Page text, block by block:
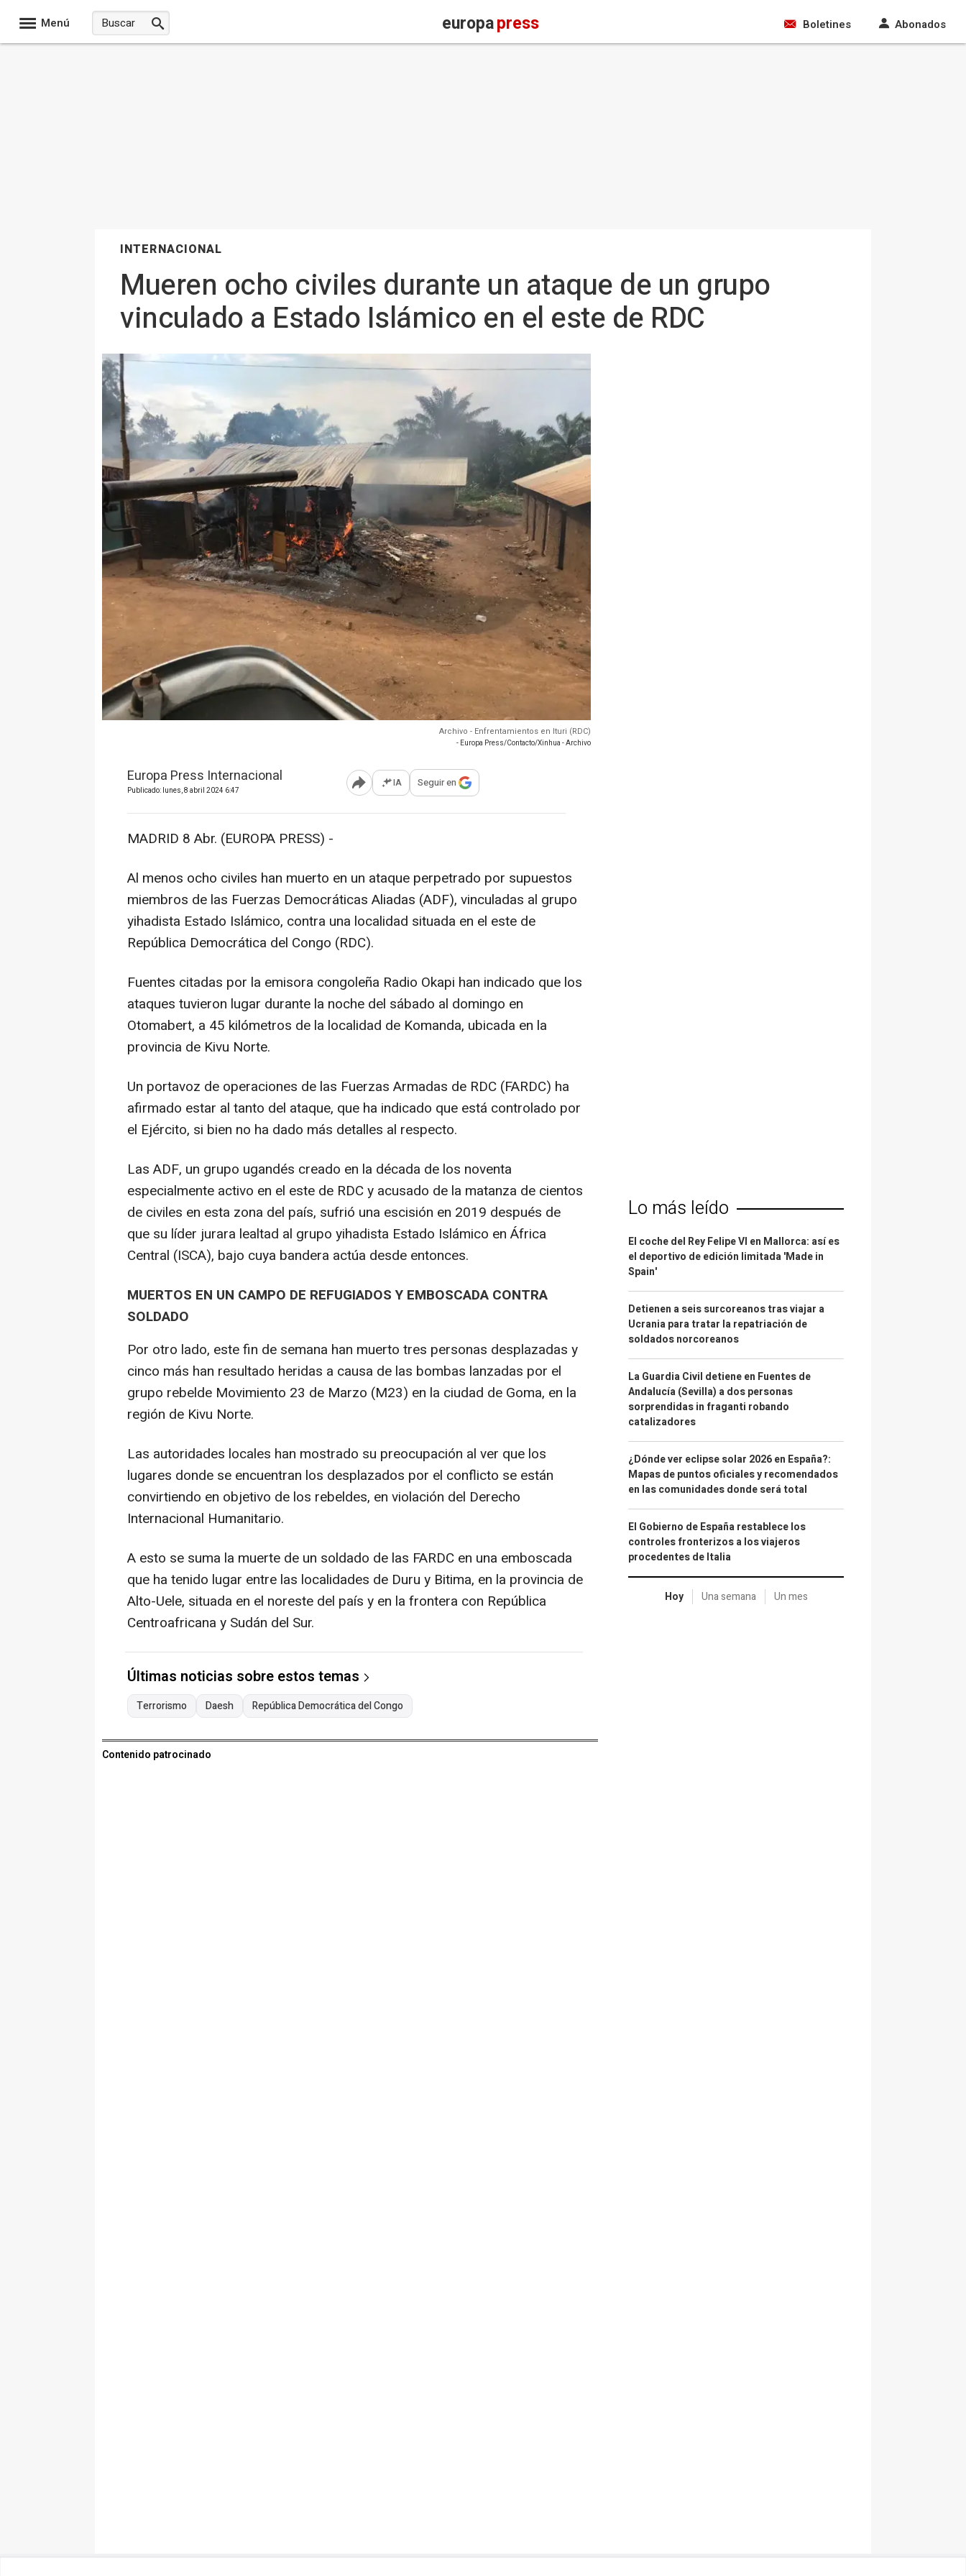
Menú europapress Boletines Abonados
INTERNACIONAL
Mueren ocho civiles durante un ataque de un grupo
vinculado a Estado Islámico en el este de RDC
Archivo - Enfrentamientos en Ituri (RDC)
- Europa Press/Contacto/Xinhua - Archivo
Europa Press Internacional
Publicado: lunes, 8 abril 2024 6:47 Abrir opciones para compartir
IA Seguir en
MADRID 8 Abr. (EUROPA PRESS) -
Al menos ocho civiles han muerto en un ataque perpetrado por supuestos
miembros de las Fuerzas Democráticas Aliadas (ADF), vinculadas al grupo
yihadista Estado Islámico, contra una localidad situada en el este de
República Democrática del Congo (RDC).
Fuentes citadas por la emisora congoleña Radio Okapi han indicado que los
ataques tuvieron lugar durante la noche del sábado al domingo en
Otomabert, a 45 kilómetros de la localidad de Komanda, ubicada en la
provincia de Kivu Norte.
Un portavoz de operaciones de las Fuerzas Armadas de RDC (FARDC) ha
afirmado estar al tanto del ataque, que ha indicado que está controlado por
el Ejército, si bien no ha dado más detalles al respecto.
Las ADF, un grupo ugandés creado en la década de los noventa
especialmente activo en el este de RDC y acusado de la matanza de cientos
de civiles en esta zona del país, sufrió una escisión en 2019 después de
que su líder jurara lealtad al grupo yihadista Estado Islámico en África
Central (ISCA), bajo cuya bandera actúa desde entonces.
MUERTOS EN UN CAMPO DE REFUGIADOS Y EMBOSCADA CONTRA
SOLDADO
Por otro lado, este fin de semana han muerto tres personas desplazadas y
cinco más han resultado heridas a causa de las bombas lanzadas por el
grupo rebelde Movimiento 23 de Marzo (M23) en la ciudad de Goma, en la
región de Kivu Norte.
Las autoridades locales han mostrado su preocupación al ver que los
lugares donde se encuentran los desplazados por el conflicto se están
convirtiendo en objetivo de los rebeldes, en violación del Derecho
Internacional Humanitario.
A esto se suma la muerte de un soldado de las FARDC en una emboscada
que ha tenido lugar entre las localidades de Duru y Bitima, en la provincia de
Alto-Uele, situada en el noreste del país y en la frontera con República
Centroafricana y Sudán del Sur.
Últimas noticias sobre estos temas
Terrorismo Daesh República Democrática del Congo
Contenido patrocinado
Lo más leído
El coche del Rey Felipe VI en Mallorca: así es
el deportivo de edición limitada 'Made in
Spain'
Detienen a seis surcoreanos tras viajar a
Ucrania para tratar la repatriación de
soldados norcoreanos
La Guardia Civil detiene en Fuentes de
Andalucía (Sevilla) a dos personas
sorprendidas in fraganti robando
catalizadores
¿Dónde ver eclipse solar 2026 en España?:
Mapas de puntos oficiales y recomendados
en las comunidades donde será total
El Gobierno de España restablece los
controles fronterizos a los viajeros
procedentes de Italia
Hoy Una semana Un mes